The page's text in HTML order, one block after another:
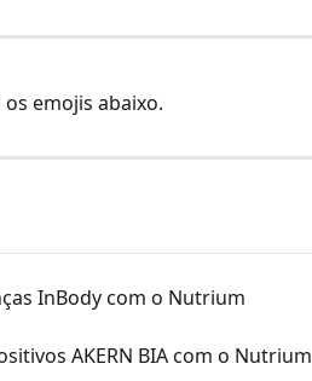
emojis abaixo.
InBody com o Nutrium
AKERN BIA com o Nutrium